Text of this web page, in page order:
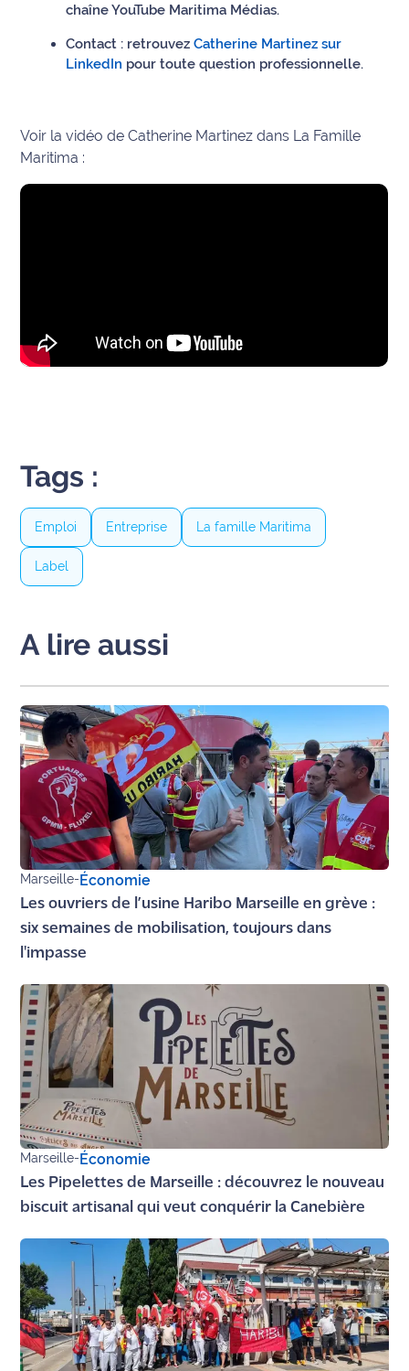
site maritima.fr
Archives
chaîne YouTube Maritima Médias.
Contact : retrouvezCatherine Martinez sur
LinkedIn pour toute question professionnelle.
Voir la vidéo de Catherine Martinez dans La Famille
Maritima :
Tags :
Emploi Entreprise La famille Maritima
Label
A lire aussi
Marseille-Économie
Les ouvriers de l’usine Haribo Marseille en grève :
six semaines de mobilisation, toujours dans
l'impasse
Marseille-Économie
Les Pipelettes de Marseille : découvrez le nouveau
biscuit artisanal qui veut conquérir la Canebière